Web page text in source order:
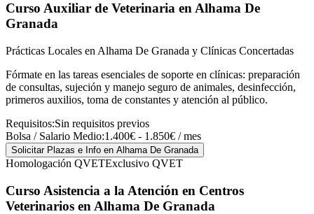
Curso Auxiliar de Veterinaria en Alhama De
Granada
Prácticas Locales en Alhama De Granada y Clínicas Concertadas
Fórmate en las tareas esenciales de soporte en clínicas: preparación
de consultas, sujeción y manejo seguro de animales, desinfección,
primeros auxilios, toma de constantes y atención al público.
Requisitos:Sin requisitos previos
Bolsa / Salario Medio:1.400€ - 1.850€ / mes
Solicitar Plazas e Info en Alhama De Granada
Homologación QVETExclusivo QVET
Curso Asistencia a la Atención en Centros
Veterinarios en Alhama De Granada